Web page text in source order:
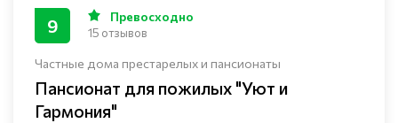
Частные дома престарелых и пансионаты
Пансионат для пожилых "Уют и
Гармония"
9 Превосходно
15 отзывов